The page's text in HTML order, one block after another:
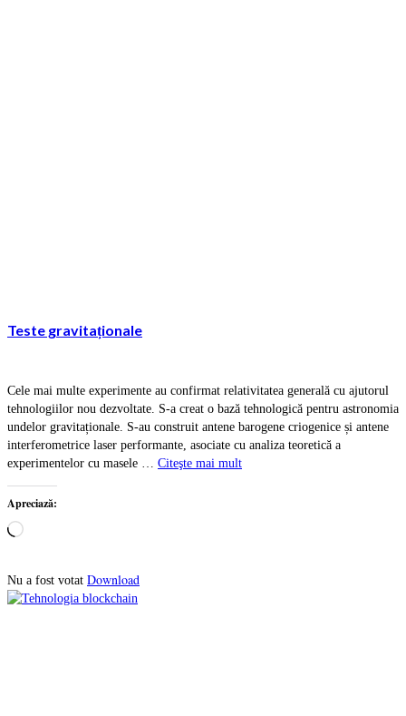
Teste gravitaționale
Cele mai multe experimente au confirmat relativitatea generală cu ajutorul
tehnologiilor nou dezvoltate. S-a creat o bază tehnologică pentru astronomia
undelor gravitaționale. S-au construit antene barogene criogenice și antene
interferometrice laser performante, asociate cu analiza teoretică a
experimentelor cu masele … Citeşte mai mult
Apreciază:
Încarc...
Nu a fost votat Download